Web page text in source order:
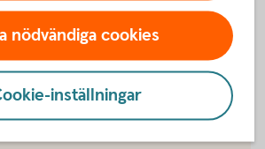
gör du det genom en första
eller i någon av bankomats
bankkort
nödvändiga cookies
inställningar